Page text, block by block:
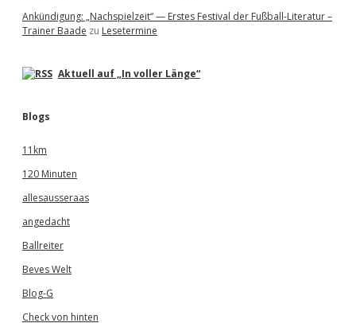
Ankündigung: „Nachspielzeit“ — Erstes Festival der Fußball-Literatur –
Trainer Baade zu Lesetermine
Aktuell auf „In voller Länge“
Blogs
11km
120 Minuten
allesausseraas
angedacht
Ballreiter
Beves Welt
Blog-G
Check von hinten